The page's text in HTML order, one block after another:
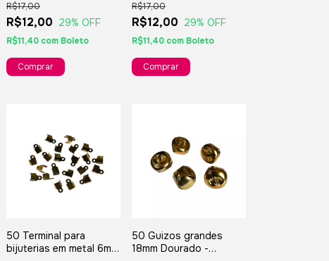
E Lembranças - Prata
R$12,00
R$17,00
29% OFF
R$11,40 com Boleto
E Lembranças -
Dourada
R$12,00
R$17,00
29% OFF
R$11,40 com Boleto
50 Terminal para
bijuterias em metal 6mm
50 Guizos grandes
18mm Dourado -